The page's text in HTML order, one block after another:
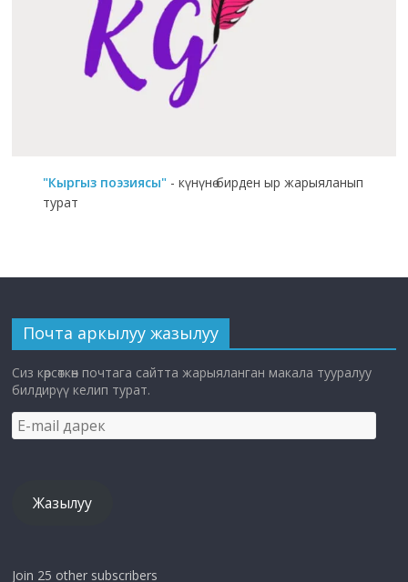
"Кыргыз поэзиясы" - күнүнө бирден ыр жарыяланып
турат
Почта аркылуу жазылуу
Сиз көрсөткөн почтага сайтта жарыяланган макала тууралуу
билдирүү келип турат.
E-
mail
Жазылуу
Join 25 other subscribers